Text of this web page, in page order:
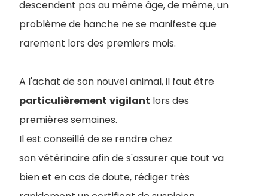
descendent pas au même âge, de même, un
problème de hanche ne se manifeste que
rarement lors des premiers mois.
A l'achat de son nouvel animal, il faut être
particulièrement vigilant lors des
premières semaines.
Il est conseillé de se rendre chez
son vétérinaire afin de s'assurer que tout va
bien et en cas de doute, rédiger très